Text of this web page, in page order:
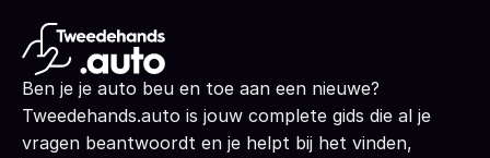
Ben je je auto beu en toe aan een nieuwe?
Tweedehands.auto is jouw complete gids die al je
vragen beantwoordt en je helpt bij het vinden,